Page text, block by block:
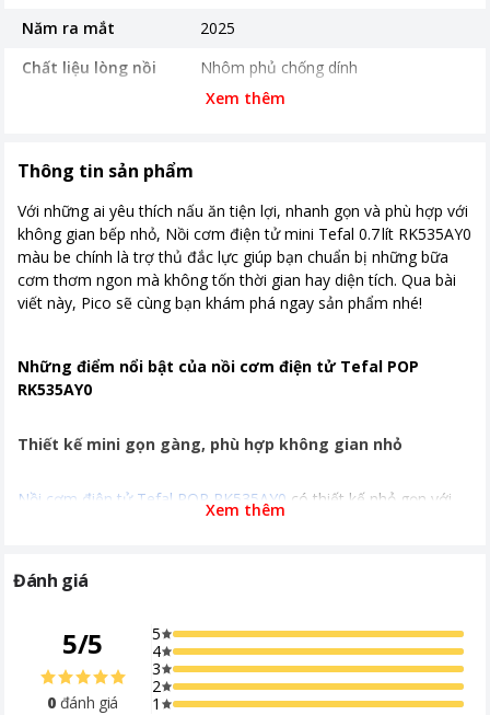
Năm ra mắt
2025
Chất liệu lòng nồi
Nhôm phủ chống dính
1.5mm
Bảng điều khiển
Cảm ứng
Kích thước, khối lượng Ngang 20.8 cm - Cao 20.2 cm - Sâu
24.8 cm - Nặng 2.2 kg
Khoảng giá
Từ 1 - 2 triệu
Xem thêm
Thông tin sản phẩm
Với những ai yêu thích nấu ăn tiện lợi, nhanh gọn và phù hợp với
không gian bếp nhỏ, Nồi cơm điện tử mini Tefal 0.7 lít RK535AY0
màu be chính là trợ thủ đắc lực giúp bạn chuẩn bị những bữa
cơm thơm ngon mà không tốn thời gian hay diện tích. Qua bài
viết này, Pico sẽ cùng bạn khám phá ngay sản phẩm nhé!
Những điểm nổi bật của nồi cơm điện tử Tefal POP
RK535AY0
Thiết kế mini gọn gàng, phù hợp không gian nhỏ
Nồi cơm điện tử Tefal POP RK535AY0 có thiết kế nhỏ gọn với
dung tích 0.7 L, phù hợp hoàn hảo cho nhu cầu nấu cơm hàng
tích, lại dễ dàng di chuyển và bố trí ở bất kỳ nơi nào trong bếp.
Xem thêm
Đánh giá
5/5
0 đánh giá
5
4
3
2
1